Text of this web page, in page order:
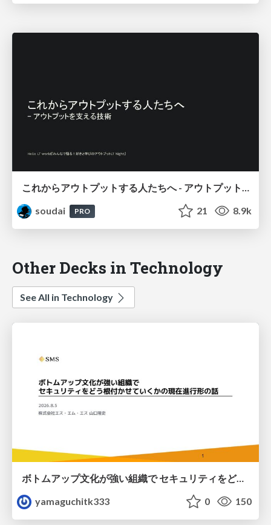
これからアウトプットする人たちへ - アウトプットを支える技術 / that support output
soudai
PRO 21 8.9k
Other Decks in Technology
See All in Technology
ボトムアップ文化が強い組織で セキュリティをどう根付かせていくかの現在進行形の話 / Making Security Stick in a Bottom-Up Organization
yamaguchitk333
0 150